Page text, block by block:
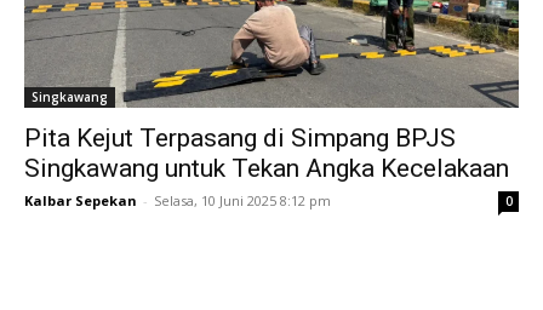
Singkawang
Pita Kejut Terpasang di Simpang BPJS
Singkawang untuk Tekan Angka Kecelakaan
Kalbar Sepekan - Selasa, 10 Juni 2025 8:12 pm 0